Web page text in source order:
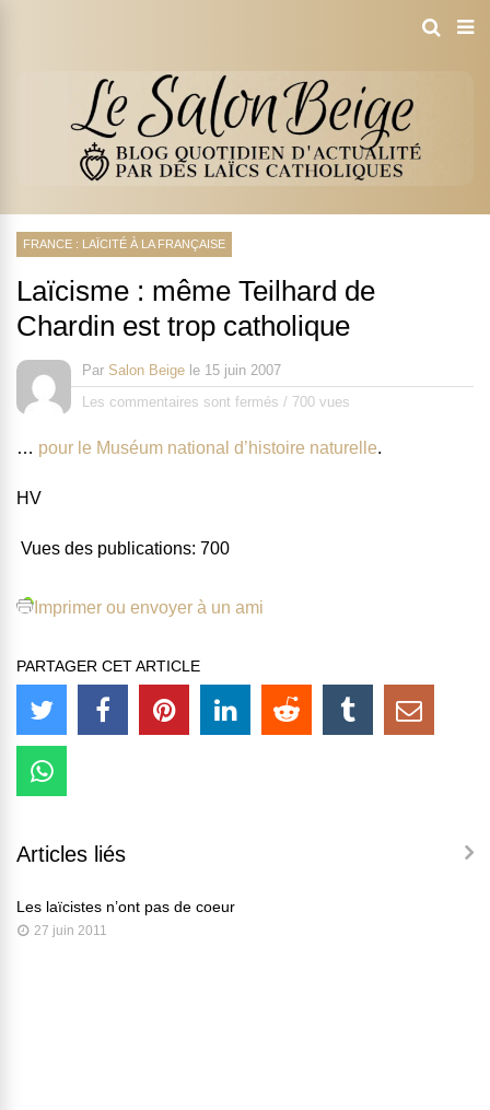
FRANCE : LAÏCITÉ À LA FRANÇAISE
Laïcisme : même Teilhard de
Chardin est trop catholique
Par Salon Beige le 15 juin 2007
Les commentaires sont fermés / 700 vues
… pour le Muséum national d’histoire naturelle.
HV
Vues des publications: 700
Imprimer ou envoyer à un ami
PARTAGER CET ARTICLE
Articles liés
Les laïcistes n’ont pas de coeur
27 juin 2011